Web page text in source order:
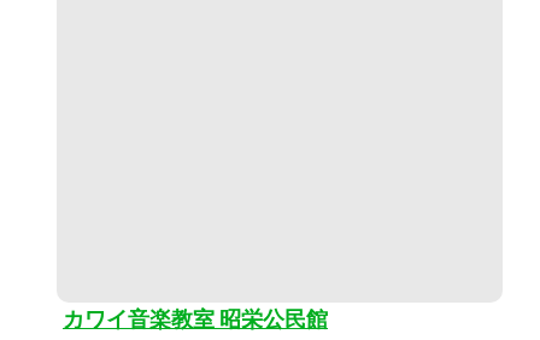
カワイ音楽教室 昭栄公民館